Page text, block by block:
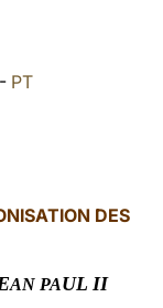
LATINE
- PT
DES
AN PAUL II